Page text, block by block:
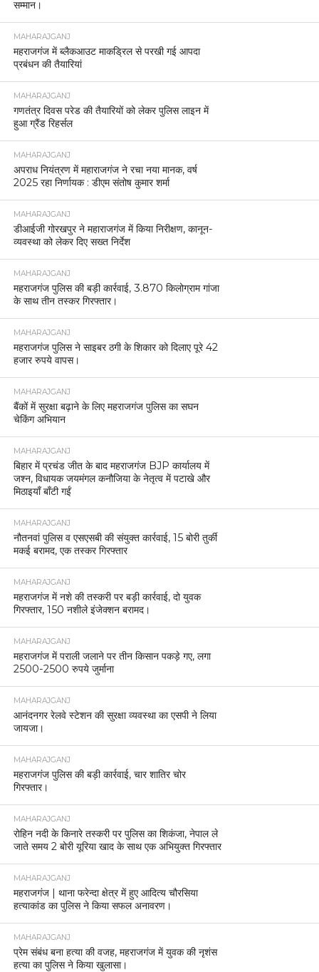
सम्मान।
MAHARAJGANJ
महराजगंज में ब्लैकआउट माकड्रिल से परखी गई आपदा
प्रबंधन की तैयारियां
MAHARAJGANJ
गणतंत्र दिवस परेड की तैयारियों को लेकर पुलिस लाइन में
हुआ ग्रैंड रिहर्सल
MAHARAJGANJ
अपराध नियंत्रण में महाराजगंज ने रचा नया मानक, वर्ष
2025 रहा निर्णायक : डीएम संतोष कुमार शर्मा
MAHARAJGANJ
डीआईजी गोरखपुर ने महाराजगंज में किया निरीक्षण, कानून-
व्यवस्था को लेकर दिए सख्त निर्देश
MAHARAJGANJ
महराजगंज पुलिस की बड़ी कार्रवाई, 3.870 किलोग्राम गांजा
के साथ तीन तस्कर गिरफ्तार।
MAHARAJGANJ
महराजगंज पुलिस ने साइबर ठगी के शिकार को दिलाए पूरे 42
हजार रुपये वापस।
MAHARAJGANJ
बैंकों में सुरक्षा बढ़ाने के लिए महराजगंज पुलिस का सघन
चेकिंग अभियान
MAHARAJGANJ
बिहार में प्रचंड जीत के बाद महराजगंज BJP कार्यालय में
जश्न, विधायक जयमंगल कनौजिया के नेतृत्व में पटाखे और
मिठाइयाँ बाँटी गईं
MAHARAJGANJ
नौतनवां पुलिस व एसएसबी की संयुक्त कार्रवाई, 15 बोरी तुर्की
मकई बरामद, एक तस्कर गिरफ्तार
MAHARAJGANJ
महराजगंज में नशे की तस्करी पर बड़ी कार्रवाई, दो युवक
गिरफ्तार, 150 नशीले इंजेक्शन बरामद।
MAHARAJGANJ
महराजगंज में पराली जलाने पर तीन किसान पकड़े गए, लगा
2500-2500 रुपये जुर्माना
MAHARAJGANJ
आनंदनगर रेलवे स्टेशन की सुरक्षा व्यवस्था का एसपी ने लिया
जायजा।
MAHARAJGANJ
महराजगंज पुलिस की बड़ी कार्रवाई, चार शातिर चोर
गिरफ्तार।
MAHARAJGANJ
रोहिन नदी के किनारे तस्करी पर पुलिस का शिकंजा, नेपाल ले
जाते समय 2 बोरी यूरिया खाद के साथ एक अभियुक्त गिरफ्तार
MAHARAJGANJ
महराजगंज | थाना फरेन्दा क्षेत्र में हुए आदित्य चौरसिया
हत्याकांड का पुलिस ने किया सफल अनावरण।
MAHARAJGANJ
प्रेम संबंध बना हत्या की वजह, महराजगंज में युवक की नृशंस
हत्या का पुलिस ने किया खुलासा।